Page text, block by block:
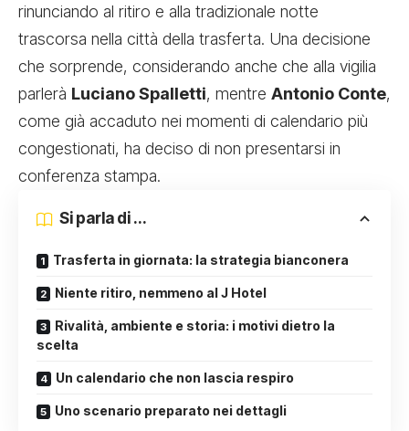
rinunciando al ritiro e alla tradizionale notte
trascorsa nella città della trasferta. Una decisione
che sorprende, considerando anche che alla vigilia
parlerà Luciano Spalletti, mentre Antonio Conte,
come già accaduto nei momenti di calendario più
congestionati, ha deciso di non presentarsi in
conferenza stampa.
Si parla di ...
Trasferta in giornata: la strategia bianconera
Niente ritiro, nemmeno al J Hotel
Rivalità, ambiente e storia: i motivi dietro la
scelta
Un calendario che non lascia respiro
Uno scenario preparato nei dettagli